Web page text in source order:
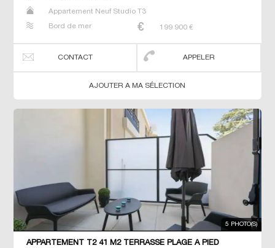
Appartement Neuf Studio T3
Bord de mer 199 900 €
CONTACT APPELER
AJOUTER A MA SÉLECTION
5 PHOTO(S)
APPARTEMENT T2 41 M2 TERRASSE PLAGE À PIED